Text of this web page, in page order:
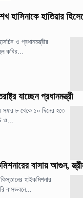
হাসিনাকে হাতিয়ার
ও প্রধানমন্ত্রীর
কবির...
যাচ্ছেন প্রধানমন্ত্রী
সফর ৮ থেকে ১০ দিনের হতে
ও...
বাসায় আগুন,
হাইকমিশনার
বাসভবনে...